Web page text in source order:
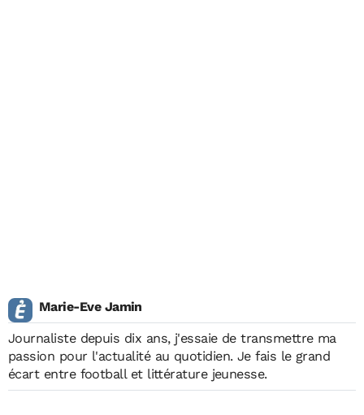
Marie-Eve Jamin
Journaliste depuis dix ans, j'essaie de transmettre ma
passion pour l'actualité au quotidien. Je fais le grand
écart entre football et littérature jeunesse.